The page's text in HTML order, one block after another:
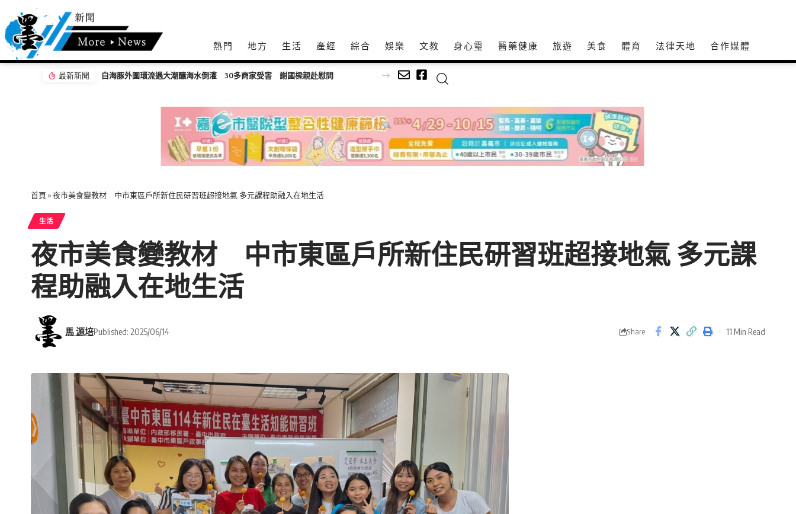
熱門 地方 生活 產經 綜合 娛樂 文教 身心𩆜 醫藥健康 旅遊 美食 體育 法律天地 合作媒體
最新新聞 網友相約摩鐵愛愛因戴不戴套爭執女遭毆打 羅警意外查獲改造手槍送辦
首頁 »夜市美食變教材 中市東區戶所新住民研習班超接地氣 多元課程助融入在地生活
生活
夜市美食變教材 中市東區戶所新住民研習班超接地氣 多元課
程助融入在地生活
馬 源培Published: 2025/06/14 Share 11 Min Read